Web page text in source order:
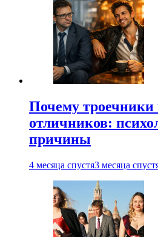
Почему троечники
отличников:
причины
4 месяца спустя3 месяца